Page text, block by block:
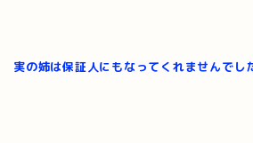
実の姉は保証人にもなってくれませんでし